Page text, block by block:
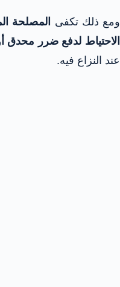
ومع ذلك تكفى المصلحة
الاحتياط لدفع ضرر محدق
عند النزاع فيه.